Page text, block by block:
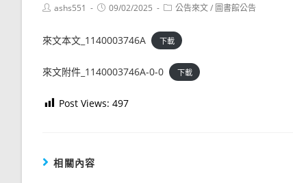
Postashs551
Post09/02/2025
Post公告來文/ 圖書館公告
來文本文_1140003746A 下載
來文附件_1140003746A-0-0 下載
Post Views: 497
相關內容